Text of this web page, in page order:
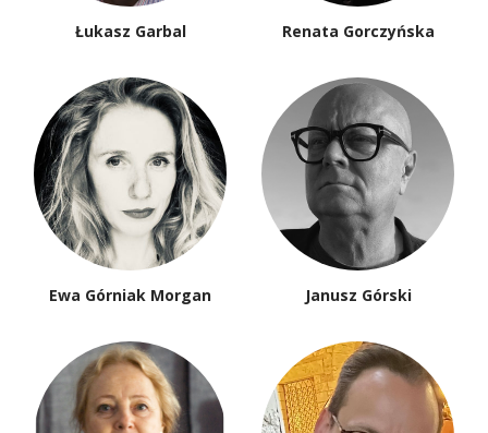
Łukasz Garbal Renata Gorczyńska
Ewa Górniak Morgan Janusz Górski